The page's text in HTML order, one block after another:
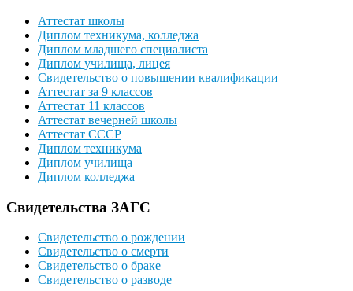
Аттестат школы
Диплом техникума, колледжа
Диплом младшего специалиста
Диплом училища, лицея
Свидетельство о повышении квалификации
Аттестат за 9 классов
Аттестат 11 классов
Аттестат вечерней школы
Аттестат СССР
Диплом техникума
Диплом училища
Диплом колледжа
Свидетельства ЗАГС
Свидетельство о рождении
Свидетельство о смерти
Свидетельство о браке
Свидетельство о разводе